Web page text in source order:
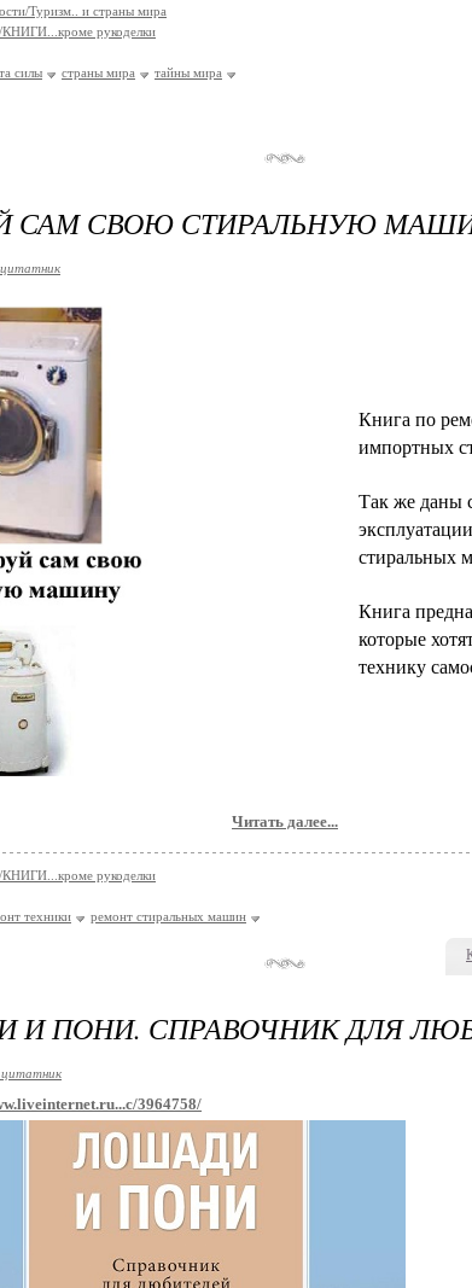
Туризм.. и страны мира
рукоделки
силы страны мира тайны мира
САМ СВОЮ СТИРАЛЬНУЮ
Книга по
импортных
Так же даны
стиральных
Книга
которые
технику
Читать далее...
рукоделки
техники ремонт стиральных машин
И ПОНИ. СПРАВОЧНИК ДЛЯ
3964758/